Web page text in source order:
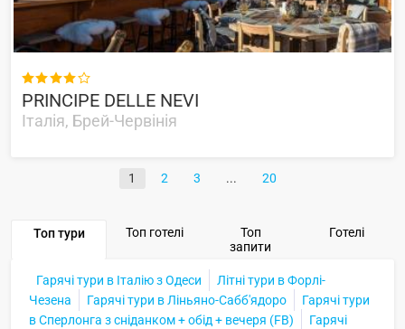

PRINCIPE DELLE NEVI
Італія, Брей-Червінія
1 2 3 20
Топ тури Топ готелі
Топ
запити
Готелі
Гарячі тури в Італію з Одеси
Літні тури в Форлі-
Чезена
Гарячі тури в Ліньяно-Сабб'ядоро
Гарячі тури
в Сперлонга з сніданком + обід + вечеря (FB)
Гарячі